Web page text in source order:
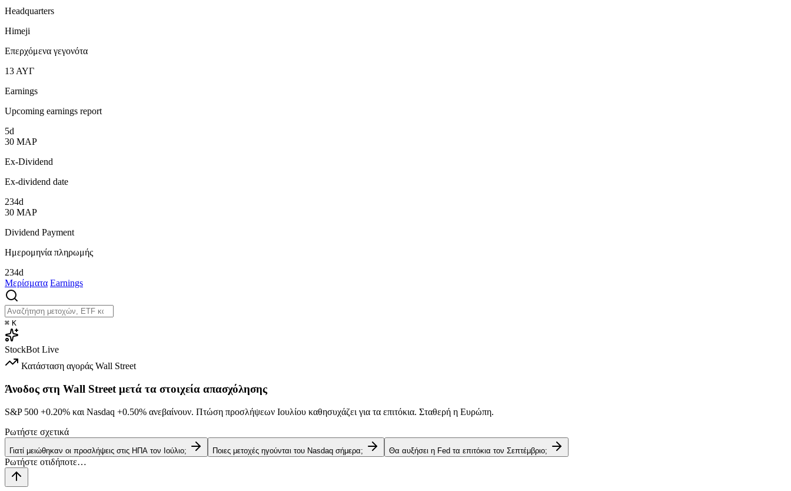
Headquarters
Himeji
Επερχόμενα γεγονότα
13 ΑΥΓ
Earnings
Upcoming earnings report
5d
30 ΜΑΡ
Ex-Dividend
Ex-dividend date
234d
30 ΜΑΡ
Dividend Payment
Ημερομηνία πληρωμής
234d
Μερίσματα Earnings
⌘ K
StockBot Live
Κατάσταση αγοράς Wall Street
Άνοδος στη Wall Street μετά τα στοιχεία απασχόλησης
S&P 500 +0.20% και Nasdaq +0.50% ανεβαίνουν. Πτώση προσλήψεων Ιουλίου καθησυχάζει για τα επιτόκια. Σταθερή η Ευρώπη.
Ρωτήστε σχετικά
Γιατί μειώθηκαν οι προσλήψεις στις ΗΠΑ τον Ιούλιο; Ποιες μετοχές ηγούνται του Nasdaq σήμερα; Θα αυξήσει η Fed τα επιτόκια τον Σεπτέμβριο;